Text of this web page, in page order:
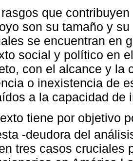
que
son su tamaño y
se encuentran en
social y político en
con el alcance y la
o inexistencia de
a la capacidad de
tiene por objetivo
-deudora del
tres casos cruciales